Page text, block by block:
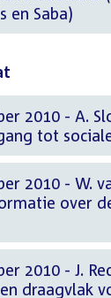
en Saba)
2010 - A.
tot
2010 - W.
over
2010 - J.
draagvlak